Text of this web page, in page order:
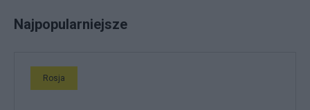
Najpopularniejsze
Rosja